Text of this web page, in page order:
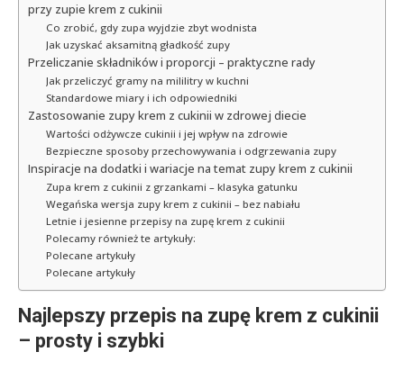
przy zupie krem z cukinii
Co zrobić, gdy zupa wyjdzie zbyt wodnista
Jak uzyskać aksamitną gładkość zupy
Przeliczanie składników i proporcji – praktyczne rady
Jak przeliczyć gramy na mililitry w kuchni
Standardowe miary i ich odpowiedniki
Zastosowanie zupy krem z cukinii w zdrowej diecie
Wartości odżywcze cukinii i jej wpływ na zdrowie
Bezpieczne sposoby przechowywania i odgrzewania zupy
Inspiracje na dodatki i wariacje na temat zupy krem z cukinii
Zupa krem z cukinii z grzankami – klasyka gatunku
Wegańska wersja zupy krem z cukinii – bez nabiału
Letnie i jesienne przepisy na zupę krem z cukinii
Polecamy również te artykuły:
Polecane artykuły
Polecane artykuły
Najlepszy przepis na zupę krem z cukinii
– prosty i szybki